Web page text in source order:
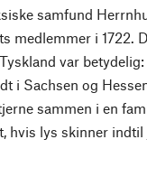
samfund
medlemmer i 1722.
var
i Sachsen og
sammen i en
hvis lys skinner